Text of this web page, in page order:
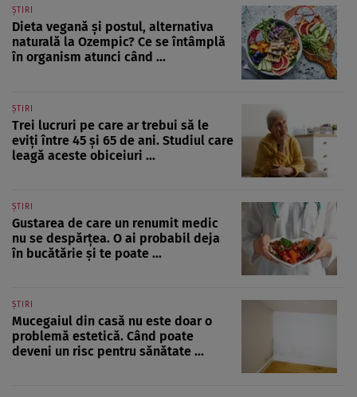
ȘTIRI
Dieta vegană și postul, alternativa
naturală la Ozempic? Ce se întâmplă
în organism atunci când ...
ȘTIRI
Trei lucruri pe care ar trebui să le
eviți între 45 și 65 de ani. Studiul care
leagă aceste obiceiuri ...
ȘTIRI
Gustarea de care un renumit medic
nu se despărțea. O ai probabil deja
în bucătărie și te poate ...
ȘTIRI
Mucegaiul din casă nu este doar o
problemă estetică. Când poate
deveni un risc pentru sănătate ...